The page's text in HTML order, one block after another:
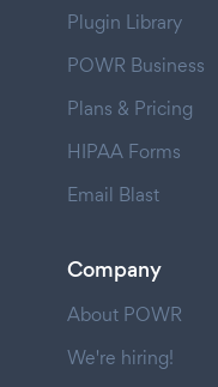
Plugin Library
POWR Business
Plans & Pricing
HIPAA Forms
Email Blast
Company
About POWR
We're hiring!